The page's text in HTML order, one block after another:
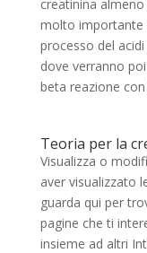
creatinina
molto importante
processo del
dove verranno
beta reazione con
Teoria per la
Visualizza o
aver visualizzato
guarda qui per
pagine che ti
insieme ad altri